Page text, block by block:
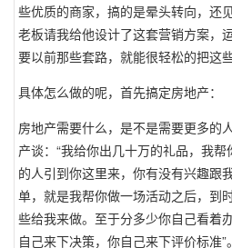
些优质的商家，搞的是晕头转向，还
老板请我给他设计了这套营销方案，
要以前那些套路，就能很轻松的把这
具体怎么做的呢，首先搞定房地产：
房地产需要什么，是不是需要更多的
产谈：“我给你出几十万的礼品，我
的人引到你这里来，你有没有兴趣跟
单，就是我帮你做一场活动之后，到
些给我来做。至于分多少你自己看着
自己来下决策，你自己来下评价标准”。